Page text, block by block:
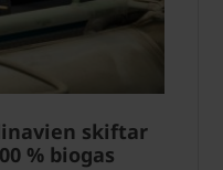
skiftar
% biogas